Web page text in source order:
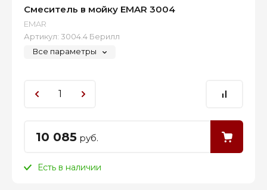
Смеситель в мойку EMAR 3004
EMAR
Артикул: 3004.4 Берилл
Все параметры
10 085 руб.
Есть в наличии